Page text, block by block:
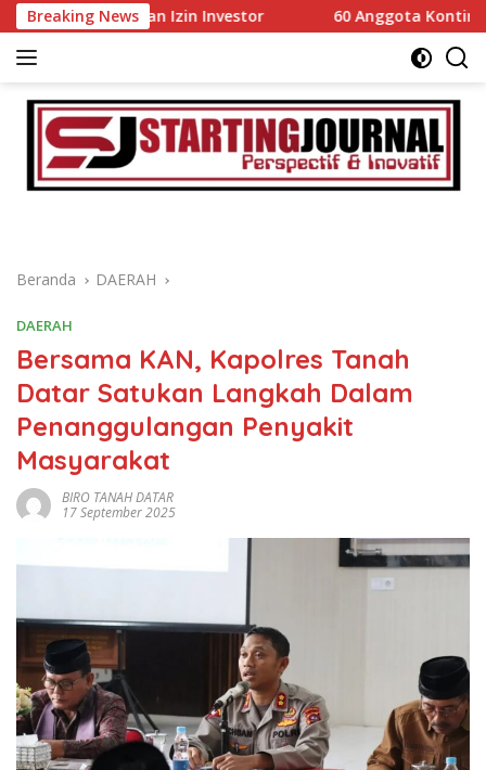
Langsung
ke
konten
Breaking News
Izin Investor 60 Anggota Kontingen Kwarcab
Beranda DAERAH
DAERAH
Bersama KAN, Kapolres Tanah
Datar Satukan Langkah Dalam
Penanggulangan Penyakit
Masyarakat
BIRO TANAH DATAR
17 September 2025